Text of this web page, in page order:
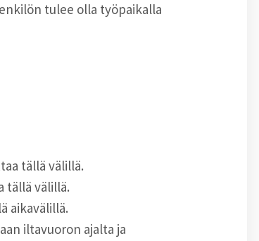
tulee olla työpaikalla
tällä välillä.
tällä välillä.
aikavälillä.
iltavuoron ajalta ja